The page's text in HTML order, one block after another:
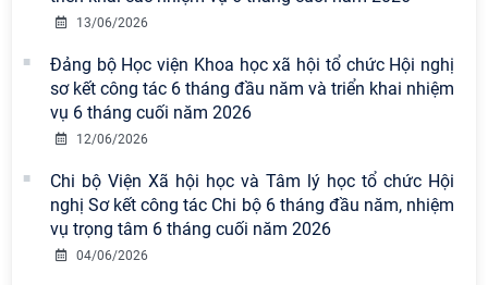
13/06/2026
Đảng bộ Học viện Khoa học xã hội tổ chức Hội nghị
sơ kết công tác 6 tháng đầu năm và triển khai nhiệm
vụ 6 tháng cuối năm 2026
12/06/2026
Chi bộ Viện Xã hội học và Tâm lý học tổ chức Hội
nghị Sơ kết công tác Chi bộ 6 tháng đầu năm, nhiệm
vụ trọng tâm 6 tháng cuối năm 2026
04/06/2026
chuyên đề: Đẩy mạnh học tập, thực
hành tư tưởng, đạo đức, phương
pháp, phong cách Hồ Chí Minh trong
giai đoạn phát triển mới
Hội thảo khoa học quốc tế “Không
gian phát triển Việt Nam trong kỷ
nguyên mới: Định hướng chiến lược
và lựa chọn chính sách” sẽ diễn ra